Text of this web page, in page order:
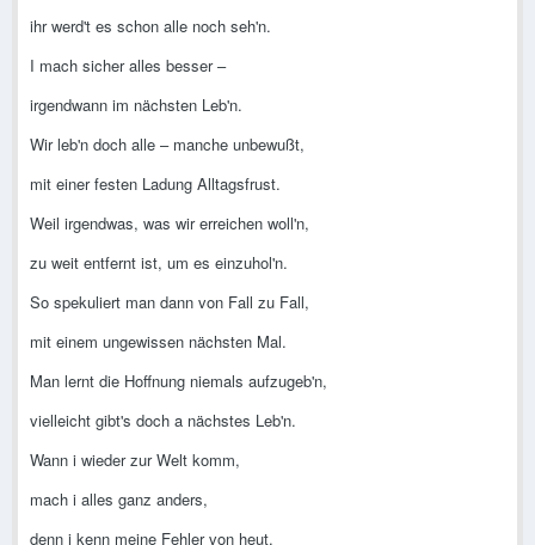
ihr werd't es schon alle noch seh'n.
I mach sicher alles besser –
irgendwann im nächsten Leb'n.
Wir leb'n doch alle – manche unbewußt,
mit einer festen Ladung Alltagsfrust.
Weil irgendwas, was wir erreichen woll'n,
zu weit entfernt ist, um es einzuhol'n.
So spekuliert man dann von Fall zu Fall,
mit einem ungewissen nächsten Mal.
Man lernt die Hoffnung niemals aufzugeb'n,
vielleicht gibt's doch a nächstes Leb'n.
Wann i wieder zur Welt komm,
mach i alles ganz anders,
denn i kenn meine Fehler von heut.